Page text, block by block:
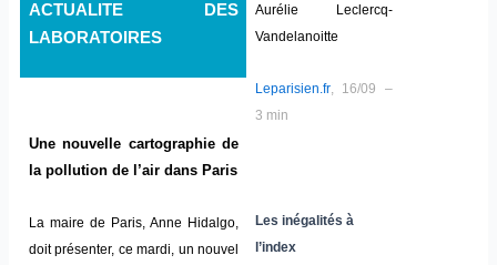
Aurélie Leclercq-
Vandelanoitte
Leparisien.fr, 16/09 –
3 min
Les inégalités à
l’index
ACTUALITE DES
LABORATOIRES
Une nouvelle cartographie de
la pollution de l’air dans Paris
La maire de Paris, Anne Hidalgo,
doit présenter, ce mardi, un nouvel